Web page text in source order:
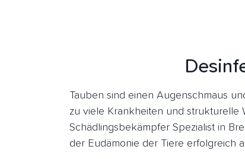
Tauben sind einen Augenschmaus
zu viele Krankheiten und strukturelle
Schädlingsbekämpfer Spezialist in
der Eudämonie der Tiere erfolgreich